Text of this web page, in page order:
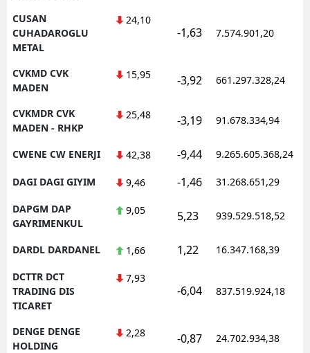
CUSAN
CUHADAROGLU
METAL
24,10
-1,63 7.574.901,20
CVKMD CVK
MADEN
15,95 -3,92 661.297.328,24
CVKMDR CVK
MADEN - RHKP
25,48 -3,19 91.678.334,94
CWENE CW ENERJI 42,38 -9,44 9.265.605.368,24
DAGI DAGI GIYIM 9,46 -1,46 31.268.651,29
DAPGM DAP
GAYRIMENKUL
9,05 5,23 939.529.518,52
DARDL DARDANEL 1,66 1,22 16.347.168,39
DCTTR DCT
TRADING DIS
TICARET
7,93
-6,04 837.519.924,18
DENGE DENGE
HOLDING
2,28 -0,87 24.702.934,38